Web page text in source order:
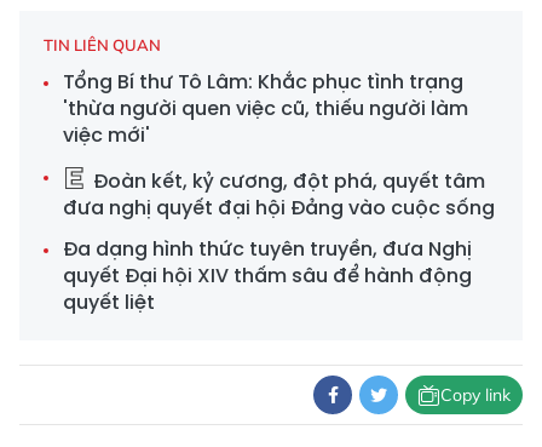
TIN LIÊN QUAN
Tổng Bí thư Tô Lâm: Khắc phục tình trạng
'thừa người quen việc cũ, thiếu người làm
việc mới'
Đoàn kết, kỷ cương, đột phá, quyết tâm
đưa nghị quyết đại hội Đảng vào cuộc sống
Đa dạng hình thức tuyên truyền, đưa Nghị
quyết Đại hội XIV thấm sâu để hành động
quyết liệt
Copy link